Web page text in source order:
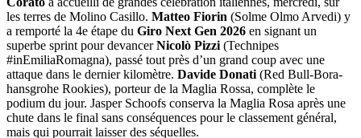
les terres de Molino Casillo. Matteo Fiorin (Solme Olmo Arvedi) y
a remporté la 4e étape du Giro Next Gen 2026 en signant un
superbe sprint pour devancerNicolò Pizzi(Technipes
#inEmiliaRomagna), passé tout près d’un grand coup avec une
attaque dans le dernier kilomètre. Davide Donati(Red Bull-Bora-
hansgrohe Rookies), porteur de la Maglia Rossa, complète le
podium du jour. Jasper Schoofs conserva la Maglia Rosa après une
chute dans le final sans conséquences pour le classement général,
mais qui pourrait laisser des séquelles.